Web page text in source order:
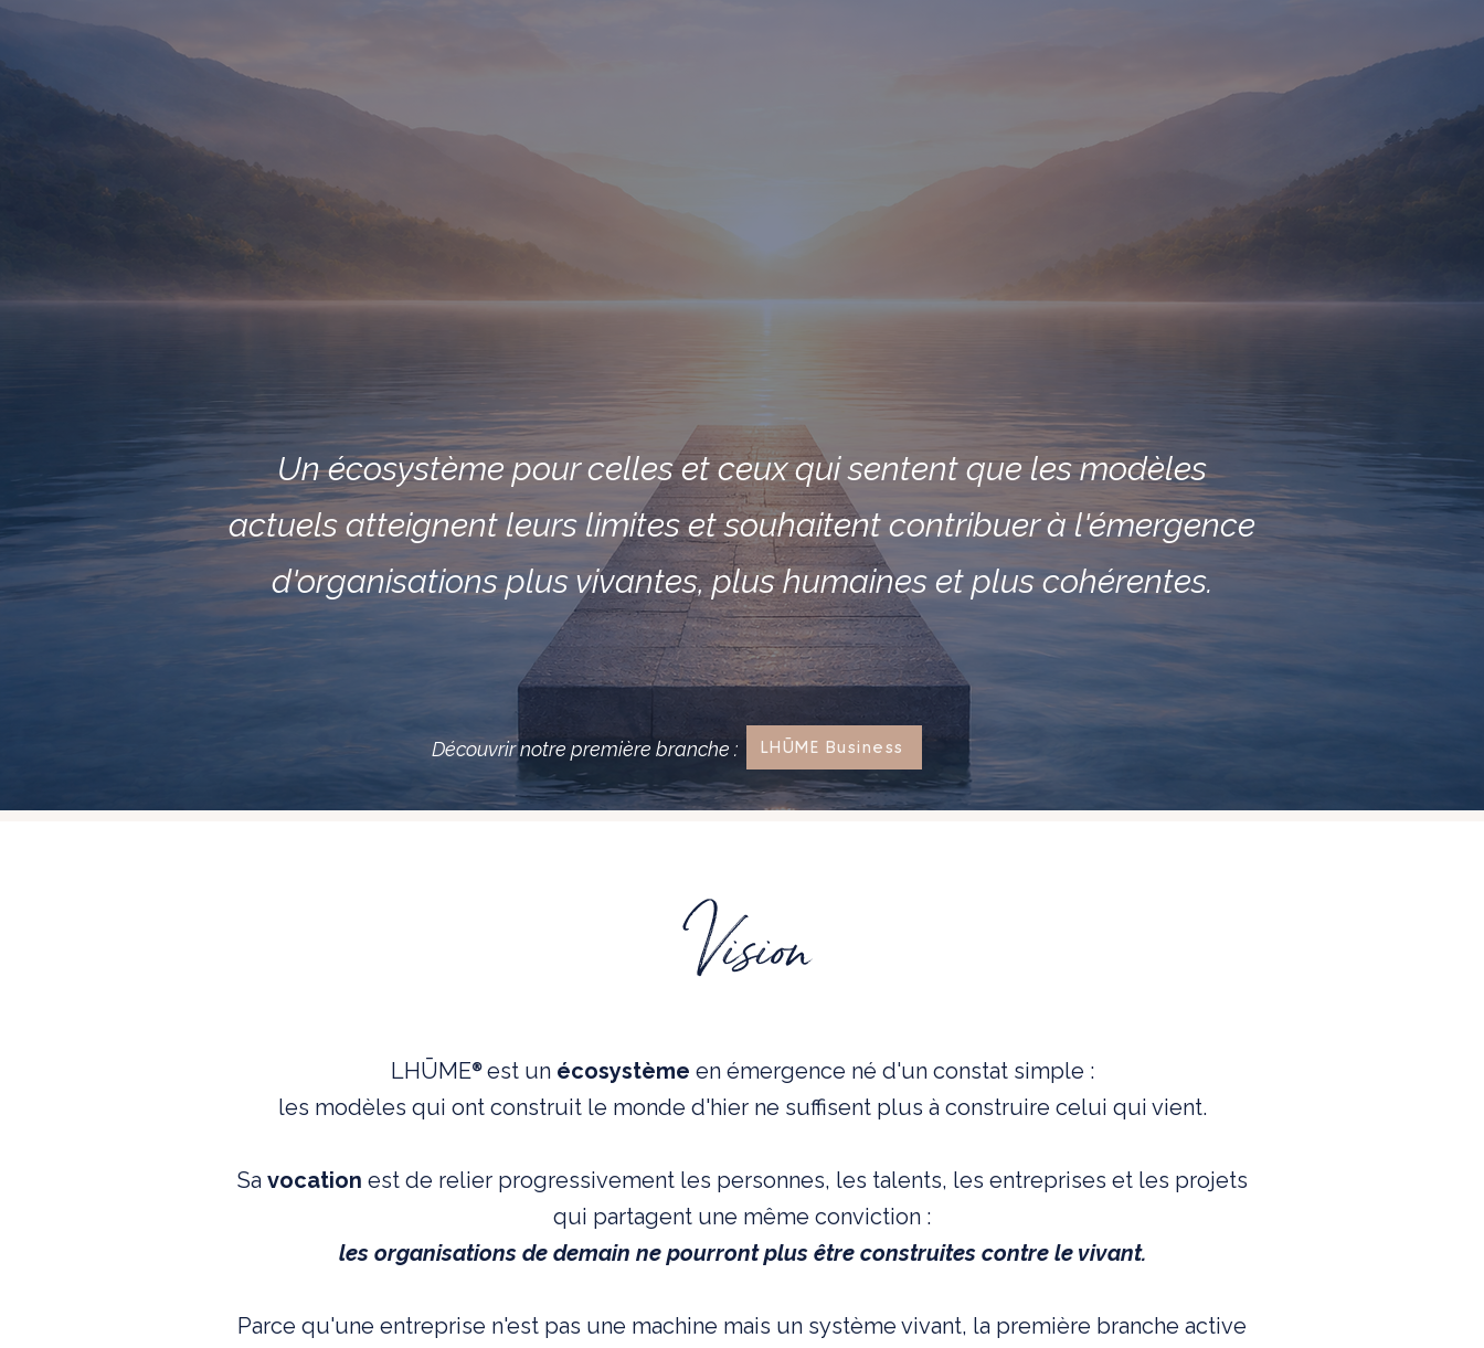
Un écosystème pour celles et ceux qui sentent que les modèles
actuels atteignent leurs limites et souhaitent contribuer à l'émergence
d'organisations plus vivantes, plus humaines et plus cohérentes.
Découvrir notre première branche : LHŪME Business
Vision
LHŪME®est un écosystème en émergence né d'un constat simple :
les modèles qui ont construit le monde d'hier ne suffisent plus à construire celui qui vient.
Sa vocation est de relier progressivement les personnes, les talents, les entreprises et les projets
qui partagent une même conviction :
les organisations de demain ne pourront plus être construites contre le vivant.
Parce qu'une entreprise n'est pas une machine mais un système vivant, la première branche active